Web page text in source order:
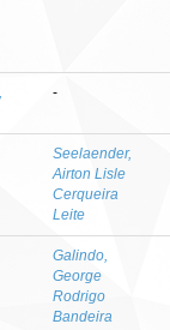
-
Seelaender,
Airton Lisle
Cerqueira
Leite
Galindo,
George
Rodrigo
Bandeira